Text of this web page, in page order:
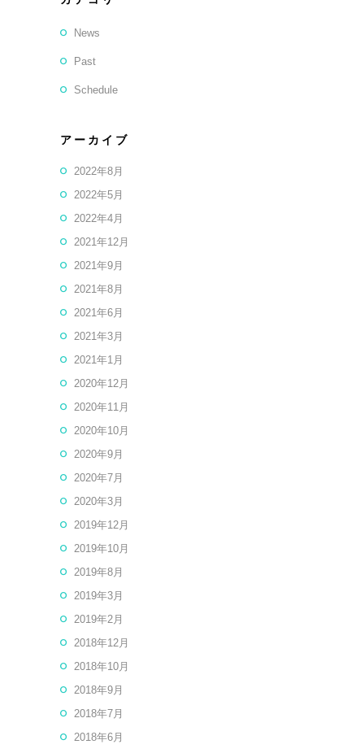
News
Past
Schedule
アーカイブ
2022年8月
2022年5月
2022年4月
2021年12月
2021年9月
2021年8月
2021年6月
2021年3月
2021年1月
2020年12月
2020年11月
2020年10月
2020年9月
2020年7月
2020年3月
2019年12月
2019年10月
2019年8月
2019年3月
2019年2月
2018年12月
2018年10月
2018年9月
2018年7月
2018年6月